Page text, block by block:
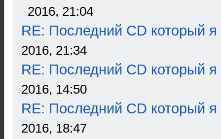
2016, 21:04
RE: Последний CD который я
2016, 21:34
RE: Последний CD который я
2016, 14:50
RE: Последний CD который я
2016, 18:47